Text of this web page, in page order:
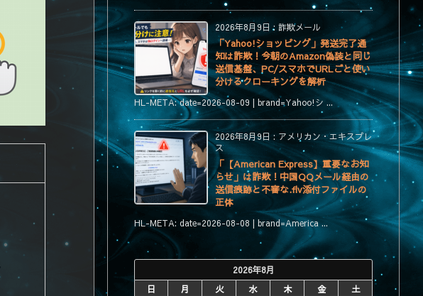
2026年8月9日 : 詐欺メール
「Yahoo!ショッピング」発送完了通
知は詐欺！今朝のAmazon偽装と同じ
送信基盤、PC/スマホでURLごと使い
分けるクローキングを解析
HL-META: date=2026-08-09 | brand=Yahoo!シ ...
2026年8月9日 : アメリカン・エキスプレ
ス
「【American Express】重要なお知
らせ」は詐欺！中国QQメール経由の
送信痕跡と不審な.flv添付ファイルの
正体
HL-META: date=2026-08-08 | brand=America ...
2026年8月
日
月 火 水 木 金
土